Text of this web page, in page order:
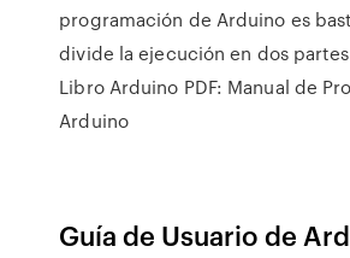
programación de Arduino es
divide la ejecución en dos
Libro Arduino PDF: Manual de
Arduino
Guía de Usuario de